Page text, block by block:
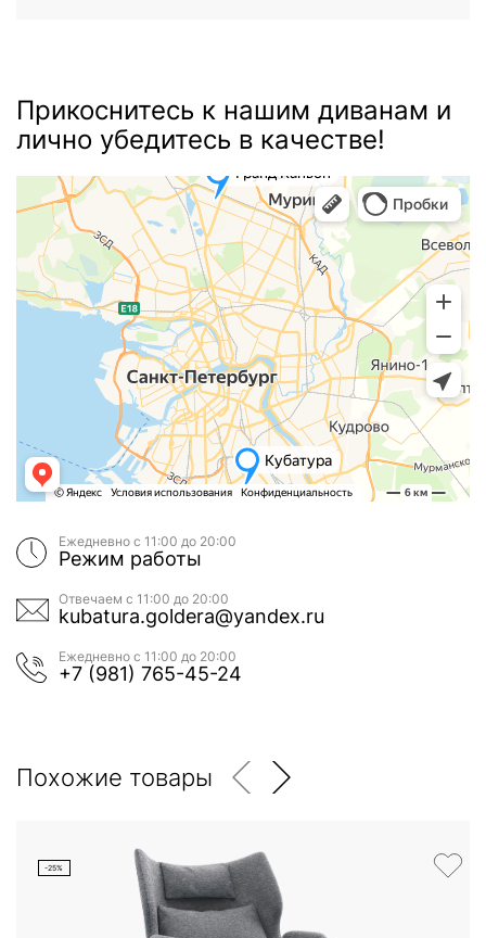
Прикоснитесь к нашим диванам и
лично убедитесь в качестве!
Ежедневно с 11:00 до 20:00
Режим работы
Отвечаем с 11:00 до 20:00
kubatura.goldera@yandex.ru
Ежедневно с 11:00 до 20:00
+7 (981) 765-45-24
Похожие товары
-25%